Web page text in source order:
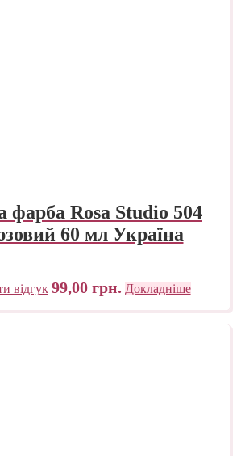
фарба Rosa Studio 504
60 мл Україна
відгук 99,00 грн. Докладніше